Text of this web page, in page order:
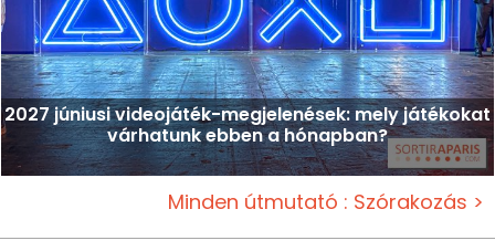
2027 júniusi videojáték-megjelenések: mely játékokat
várhatunk ebben a hónapban?
Minden útmutató : Szórakozás >